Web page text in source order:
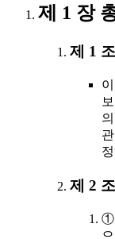
제 1 장
제 1
제 2
①